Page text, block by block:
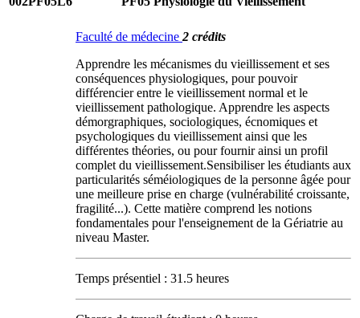
Faculté de médecine 2 crédits
Apprendre les mécanismes du vieillissement et ses
conséquences physiologiques, pour pouvoir
différencier entre le vieillissement normal et le
vieillissement pathologique. Apprendre les aspects
démorgraphiques, sociologiques, écnomiques et
psychologiques du vieillissement ainsi que les
différentes théories, ou pour fournir ainsi un profil
complet du vieillissement.Sensibiliser les étudiants aux
particularités séméiologiques de la personne âgée pour
une meilleure prise en charge (vulnérabilité croissante,
fragilité...). Cette matière comprend les notions
fondamentales pour l'enseignement de la Gériatrie au
niveau Master.
Temps présentiel : 31.5 heures